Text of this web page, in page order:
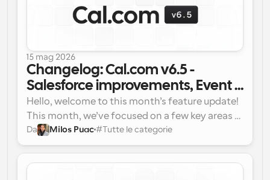
15 mag 2026
Changelog: Cal.com v6.5 -
Salesforce improvements, Event
type history, Insights/booking
page speed improvements &
more...
Hello, welcome to this month’s feature update!
This month, we’ve focused on a few key areas
to improve your experience:
Da Milos Puac #Tutte le categorie